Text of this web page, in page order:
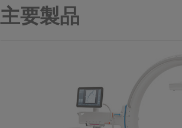
主要製品